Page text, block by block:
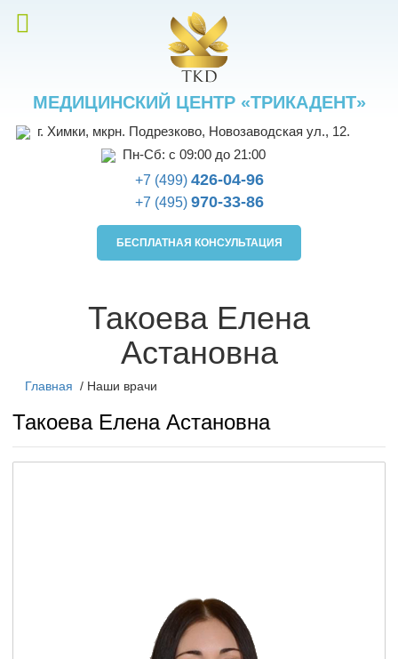
МЕДИЦИНСКИЙ ЦЕНТР «ТРИКАДЕНТ»
г. Химки, мкрн. Подрезково, Новозаводская ул., 12.
Пн-Сб: с 09:00 до 21:00
+7 (499) 426-04-96
+7 (495) 970-33-86
БЕСПЛАТНАЯ КОНСУЛЬТАЦИЯ
Такоева Елена
Астановна
Главная / Наши врачи
Такоева Елена Астановна